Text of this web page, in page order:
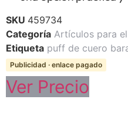
SKU 459734
Categoría Artículos para
Etiqueta puff de cuero
Publicidad · enlace pagado
Ver Precio